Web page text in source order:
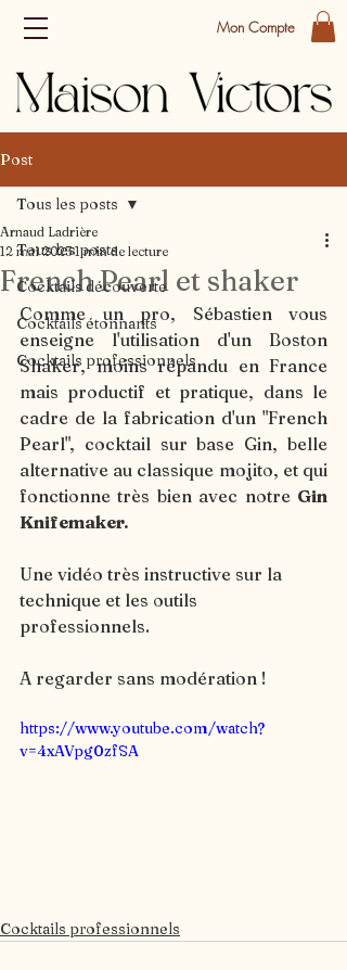
Mon Compte
Post
Tous les posts
Cocktails découverte
Cocktails étonnants
Cocktails professionnels
Tous les posts
French Pearl et shaker
Arnaud Ladrière
12 mai 2023 1 min de lecture
Comme un pro, Sébastien vous
enseigne l'utilisation d'un Boston
Shaker, moins répandu en France
mais productif et pratique, dans le
cadre de la fabrication d'un "French
Pearl", cocktail sur base Gin, belle
alternative au classique mojito, et qui
fonctionne très bien avec notre Gin
Knifemaker.
Une vidéo très instructive sur la
technique et les outils
professionnels.
A regarder sans modération !
https://www.youtube.com/watch?
v=4xAVpg0zfSA
Cocktails professionnels